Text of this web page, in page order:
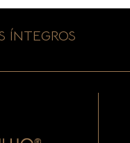
ÍNTEGROS